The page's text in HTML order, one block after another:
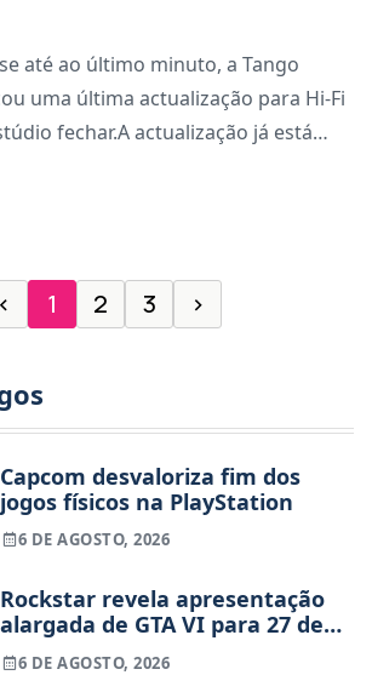
até ao último minuto, a Tango
uma última actualização para Hi-Fi
fechar.A actualização já está
como erros de texto e
‹ 1 2 3 ›
Capcom desvaloriza fim dos
jogos físicos na PlayStation
6 DE AGOSTO, 2026
Rockstar revela apresentação
alargada de GTA VI para 27 de
agosto
6 DE AGOSTO, 2026